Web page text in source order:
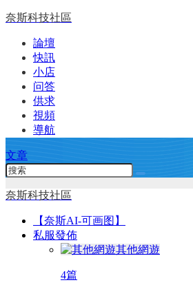
奈斯科技社區
論壇
快訊
小店
问答
供求
視頻
導航
文章
奈斯科技社區
【奈斯AI-可画图】
私服發佈
其他網遊
4篇